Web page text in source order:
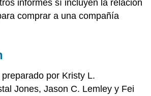
informes sí incluyen la relación
comprar a una compañía
por Kristy L.
Jones, Jason C. Lemley y Fei